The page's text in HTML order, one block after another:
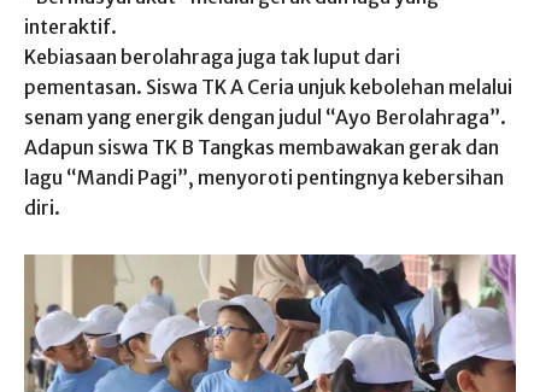
interaktif.
Kebiasaan berolahraga juga tak luput dari
pementasan. Siswa TK A Ceria unjuk kebolehan melalui
senam yang energik dengan judul “Ayo Berolahraga”.
Adapun siswa TK B Tangkas membawakan gerak dan
lagu “Mandi Pagi”, menyoroti pentingnya kebersihan
diri.